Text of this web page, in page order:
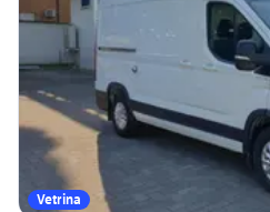
Vetrina